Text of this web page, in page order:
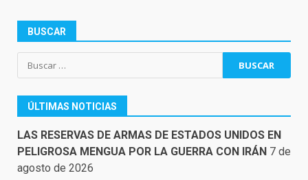
BUSCAR
Buscar:
ÚLTIMAS NOTICIAS
LAS RESERVAS DE ARMAS DE ESTADOS UNIDOS EN
PELIGROSA MENGUA POR LA GUERRA CON IRÁN 7 de
agosto de 2026